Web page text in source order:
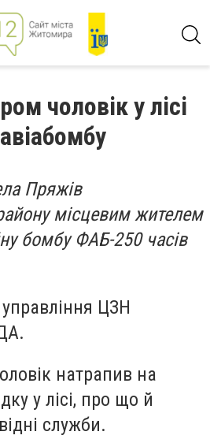
чоловік у лісі
Пряжів
місцевим жителем
бомбу ФАБ-250 часів
ЦЗН
натрапив на
у лісі, про що й
служби.